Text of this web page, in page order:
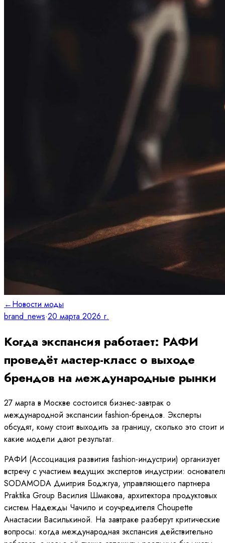
←Новости моды
brand_news·20 марта 2026 г.
Когда экспансия работает: РАФИ
проведёт мастер-класс о выходе
брендов на международные рынки
27 марта в Москве состоится бизнес-завтрак о
международной экспансии fashion-брендов. Эксперты
обсудят, кому стоит выходить за границу, сколько это стоит и
какие модели дают результат.
РАФИ (Ассоциация развития fashion-индустрии) организует
встречу с участием ведущих экспертов индустрии:
SODAMODA Дмитрия Боджгуа, управляющего партнера
Praktika Group Василия Шмакова, архитектора продуктовых
систем Надежды Чачило и соучредителя Choupette
Анастасии Василькиной. На завтраке разберут критические
вопросы: когда международная экспансия действительно